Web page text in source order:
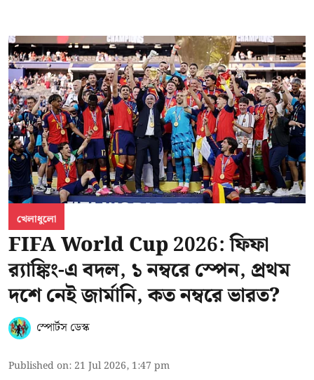
খেলাধুলো
FIFA World Cup 2026: ফিফা
র‍্যাঙ্কিং-এ বদল, ১ নম্বরে স্পেন, প্রথম
দশে নেই জার্মানি, কত নম্বরে ভারত?
স্পোর্টস ডেস্ক
Published on: 21 Jul 2026, 1:47 pm